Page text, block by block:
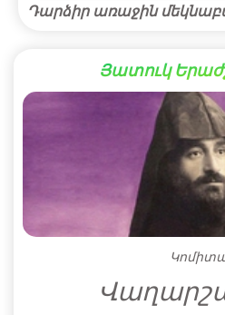
Դարձիր առաջին
Յատուկ